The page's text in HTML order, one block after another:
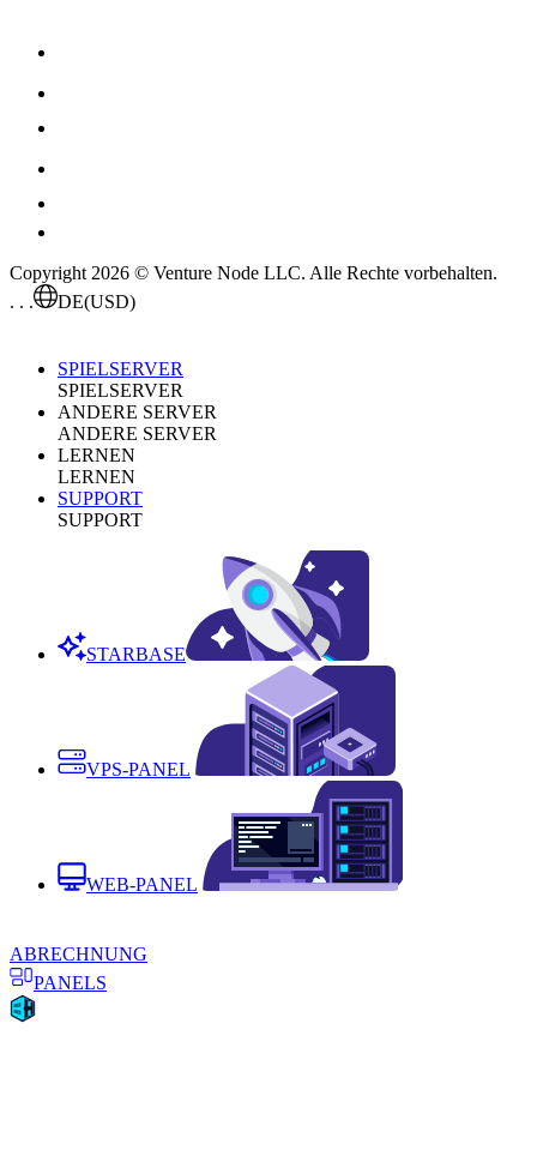
Copyright 2026 © Venture Node LLC. Alle Rechte vorbehalten.
. . .
DE(USD)
SPIELSERVER
SPIELSERVER
ANDERE SERVER
ANDERE SERVER
LERNEN
LERNEN
SUPPORT
SUPPORT
STARBASE
VPS-PANEL
WEB-PANEL
ABRECHNUNG
PANELS